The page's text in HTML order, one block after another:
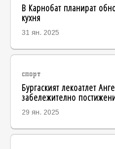
В Карнобат планират
кухня
31 ян. 2025
спорт
Бургаският лекоатлет
забележително
29 ян. 2025